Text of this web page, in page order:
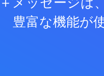
豊富な機能が